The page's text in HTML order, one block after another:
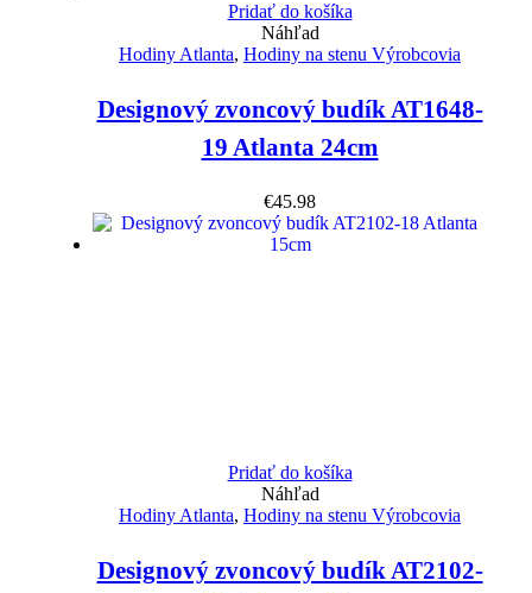
Pridať do košíka
Náhľad
Hodiny Atlanta, Hodiny na stenu Výrobcovia
Designový zvoncový budík AT1648-
19 Atlanta 24cm
€45.98
Pridať do košíka
Náhľad
Hodiny Atlanta, Hodiny na stenu Výrobcovia
Designový zvoncový budík AT2102-